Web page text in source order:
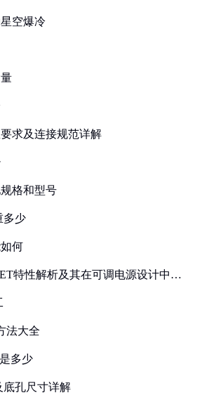
空爆冷
求及连接规范详解
格和型号
多少
何
特性解析及其在可调电源设计中的
法大全
多少
底孔尺寸详解